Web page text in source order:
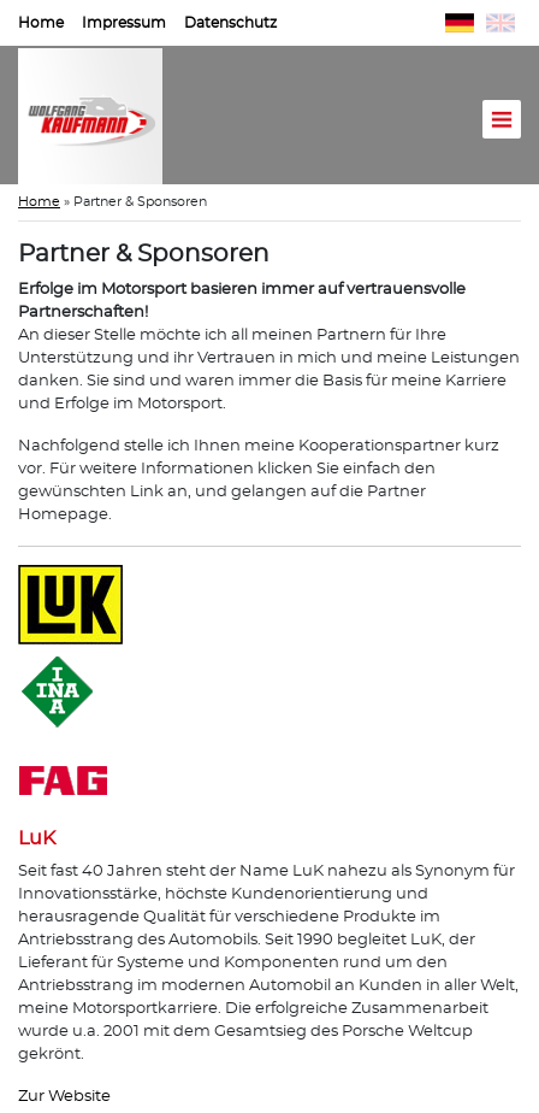
Home Impressum Datenschutz
Home » Partner & Sponsoren
Partner & Sponsoren
Erfolge im Motorsport basieren immer auf vertrauensvolle
Partnerschaften!
An dieser Stelle möchte ich all meinen Partnern für Ihre
Unterstützung und ihr Vertrauen in mich und meine Leistungen
danken. Sie sind und waren immer die Basis für meine Karriere
und Erfolge im Motorsport.
Nachfolgend stelle ich Ihnen meine Kooperationspartner kurz
vor. Für weitere Informationen klicken Sie einfach den
gewünschten Link an, und gelangen auf die Partner
Homepage.
LuK
Seit fast 40 Jahren steht der Name LuK nahezu als Synonym für
Innovationsstärke, höchste Kundenorientierung und
herausragende Qualität für verschiedene Produkte im
Antriebsstrang des Automobils. Seit 1990 begleitet LuK, der
Lieferant für Systeme und Komponenten rund um den
Antriebsstrang im modernen Automobil an Kunden in aller Welt,
meine Motorsportkarriere. Die erfolgreiche Zusammenarbeit
wurde u.a. 2001 mit dem Gesamtsieg des Porsche Weltcup
gekrönt.
Zur Website